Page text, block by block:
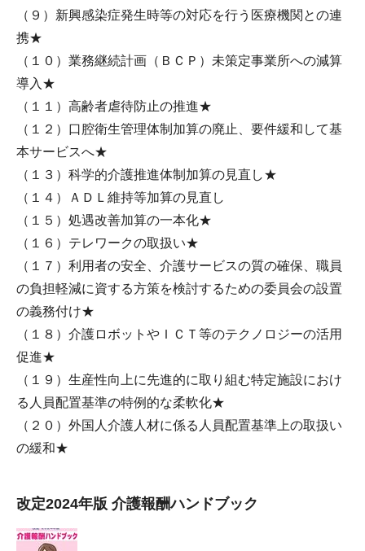
（９）新興感染症発生時等の対応を行う医療機関との連
携★
（１０）業務継続計画（ＢＣＰ）未策定事業所への減算
導入★
（１１）高齢者虐待防止の推進★
（１２）口腔衛生管理体制加算の廃止、要件緩和して基
本サービスへ★
（１３）科学的介護推進体制加算の見直し★
（１４）ＡＤＬ維持等加算の見直し
（１５）処遇改善加算の一本化★
（１６）テレワークの取扱い★
（１７）利用者の安全、介護サービスの質の確保、職員
の負担軽減に資する方策を検討するための委員会の設置
の義務付け★
（１８）介護ロボットやＩＣＴ等のテクノロジーの活用
促進★
（１９）生産性向上に先進的に取り組む特定施設におけ
る人員配置基準の特例的な柔軟化★
（２０）外国人介護人材に係る人員配置基準上の取扱い
の緩和★
改定2024年版 介護報酬ハンドブック